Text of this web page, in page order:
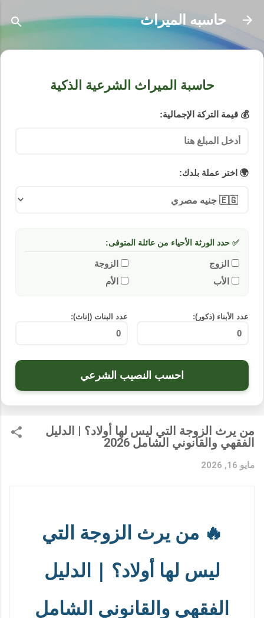
التخطي إلى المحتوى الرئيسي
حاسبه الميراث
حاسبة الميراث الشرعية الذكية
💰 قيمة التركة الإجمالية:
🌍 اختر عملة بلدك:
✅ حدد الورثة الأحياء من عائلة المتوفى:
الزوج
الزوجة
الأب
الأم
عدد الأبناء (ذكور): عدد البنات (إناث):
احسب النصيب الشرعي
من يرث الزوجة التي ليس لها أولاد؟ | الدليل
الفقهي والقانوني الشامل 2026
مايو 16, 2026
🔥 من يرث الزوجة التي
ليس لها أولاد؟ | الدليل
الفقهي والقانوني الشامل